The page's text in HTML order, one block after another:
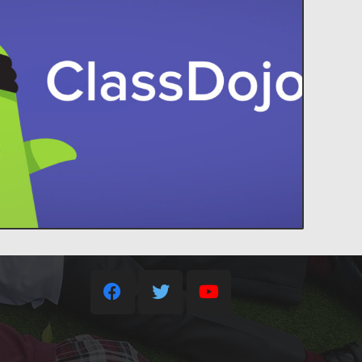
ClassDojo
a tu aula. ClassDojo conecta a
estudiantes y padres, para construir
increíbles en el aula.
Contacto
+34 928 34 66 47